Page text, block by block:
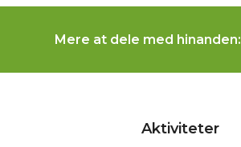
Mere at dele med hinanden:
Aktiviteter